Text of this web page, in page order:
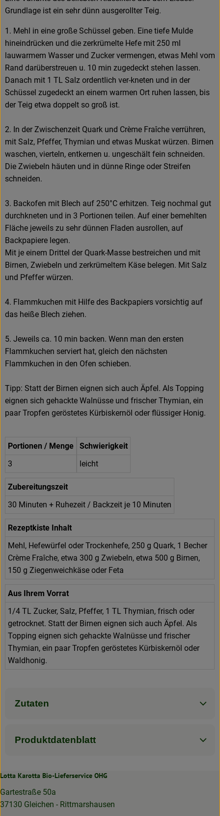
Grundlage ist ein sehr dünn ausgerollter Teig.
1. Mehl in eine große Schüssel geben. Eine tiefe Mulde
hineindrücken und die zerkrümelte Hefe mit 250 ml
lauwarmem Wasser und Zucker vermengen, etwas Mehl vom
Rand darüberstreuen u. 10 min zugedeckt stehen lassen.
Danach mit 1 TL Salz ordentlich ver-kneten und in der
Schüssel zugedeckt an einem warmen Ort ruhen lassen, bis
der Teig etwa doppelt so groß ist.
2. In der Zwischenzeit Quark und Crème Fraîche verrühren,
mit Salz, Pfeffer, Thymian und etwas Muskat würzen. Birnen
waschen, vierteln, entkernen u. ungeschält fein schneiden.
Die Zwiebeln häuten und in dünne Ringe oder Streifen
schneiden.
3. Backofen mit Blech auf 250°C erhitzen. Teig nochmal gut
durchkneten und in 3 Portionen teilen. Auf einer bemehlten
Fläche jeweils zu sehr dünnen Fladen ausrollen, auf
Backpapiere legen.
Mit je einem Drittel der Quark-Masse bestreichen und mit
Birnen, Zwiebeln und zerkrümeltem Käse belegen. Mit Salz
und Pfeffer würzen.
4. Flammkuchen mit Hilfe des Backpapiers vorsichtig auf
das heiße Blech ziehen.
5. Jeweils ca. 10 min backen. Wenn man den ersten
Flammkuchen serviert hat, gleich den nächsten
Flammkuchen in den Ofen schieben.
Tipp: Statt der Birnen eignen sich auch Äpfel. Als Topping
eignen sich gehackte Walnüsse und frischer Thymian, ein
paar Tropfen geröstetes Kürbiskernöl oder flüssiger Honig.
Portionen / Menge
3
Schwierigkeit
leicht
Zubereitungszeit
30 Minuten + Ruhezeit / Backzeit je 10 Minuten
Rezeptkiste Inhalt
Mehl, Hefewürfel oder Trockenhefe, 250 g Quark, 1 Becher
Crème Fraîche, etwa 300 g Zwiebeln, etwa 500 g Birnen,
150 g Ziegenweichkäse oder Feta
Aus Ihrem Vorrat
1/4 TL Zucker, Salz, Pfeffer, 1 TL Thymian, frisch oder
getrocknet. Statt der Birnen eignen sich auch Äpfel. Als
Topping eignen sich gehackte Walnüsse und frischer
Thymian, ein paar Tropfen geröstetes Kürbiskernöl oder
Waldhonig.
Zutaten
Produktdatenblatt
Lotta Karotta Bio-Lieferservice OHG
Gartestraße 50a
37130 Gleichen - Rittmarshausen